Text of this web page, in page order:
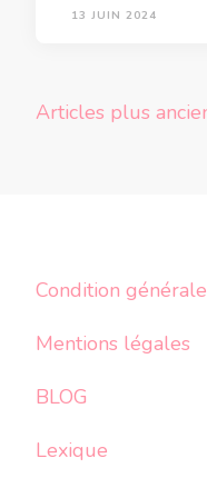
13 JUIN 2024
Navigation
Articles plus
Condition
Mentions légales
BLOG
Lexique